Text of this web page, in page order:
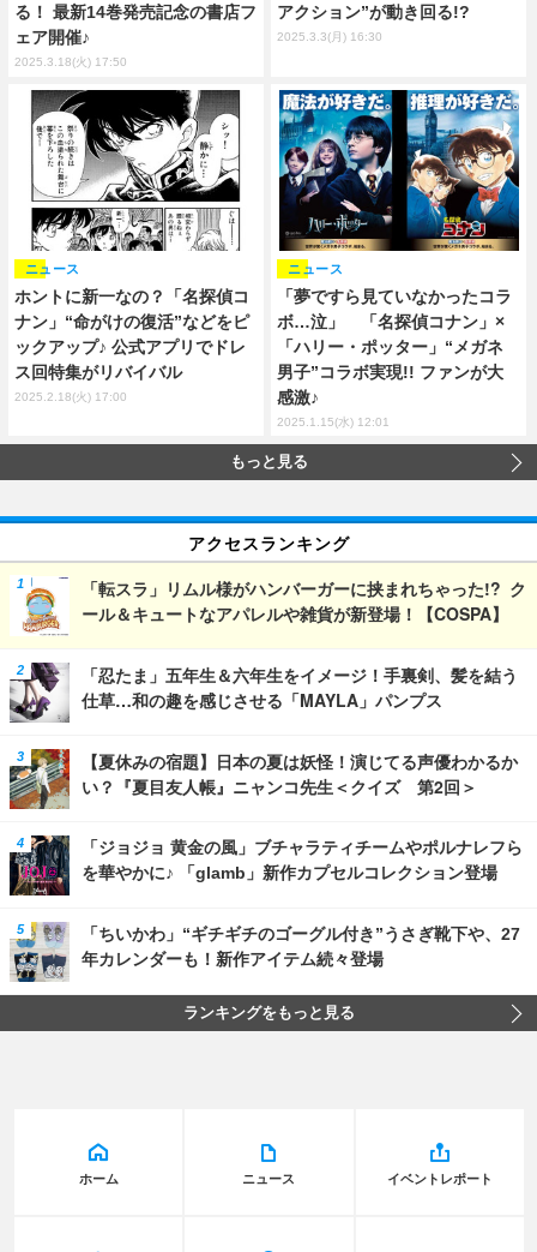
る！ 最新14巻発売記念の書店フ
ェア開催♪
2025.3.18(火) 17:50
アクション”が動き回る!?
2025.3.3(月) 16:30
ホントに新一なの？「名探偵コ
ナン」“命がけの復活”などをピ
ックアップ♪ 公式アプリでドレ
ス回特集がリバイバル
ニュース
2025.2.18(火) 17:00
「夢ですら見ていなかったコラ
ボ…泣」 「名探偵コナン」×
「ハリー・ポッター」“メガネ
男子”コラボ実現!! ファンが大
感激♪
ニュース
2025.1.15(水) 12:01
もっと見る
アクセスランキング
「転スラ」リムル様がハンバーガーに挟まれちゃった!? ク
ール＆キュートなアパレルや雑貨が新登場！【COSPA】
「忍たま」五年生＆六年生をイメージ！手裏剣、髪を結う
仕草…和の趣を感じさせる「MAYLA」パンプス
【夏休みの宿題】日本の夏は妖怪！演じてる声優わかるか
い？『夏目友人帳』ニャンコ先生＜クイズ 第2回＞
「ジョジョ 黄金の風」ブチャラティチームやポルナレフら
を華やかに♪ 「glamb」新作カプセルコレクション登場
「ちいかわ」“ギチギチのゴーグル付き”うさぎ靴下や、27
年カレンダーも！新作アイテム続々登場
ランキングをもっと見る
ホーム ニュース イベントレポート